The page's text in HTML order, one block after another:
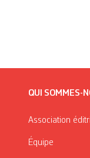
QUI SOMMES-
Association
Équipe